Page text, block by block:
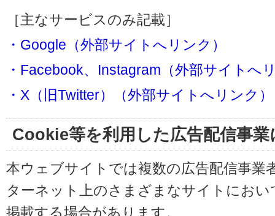
［主なサービスのみ記載］
・Google（外部サイトへリンク）
・Facebook、Instagram（外部サイトへ
・X（旧Twitter）（外部サイトへリンク）
Cookie等を利用した広告配信事
本ウェブサイトでは複数の広告配信事業
ターネット上のさまざまなサイトにお
掲載する場合があります。